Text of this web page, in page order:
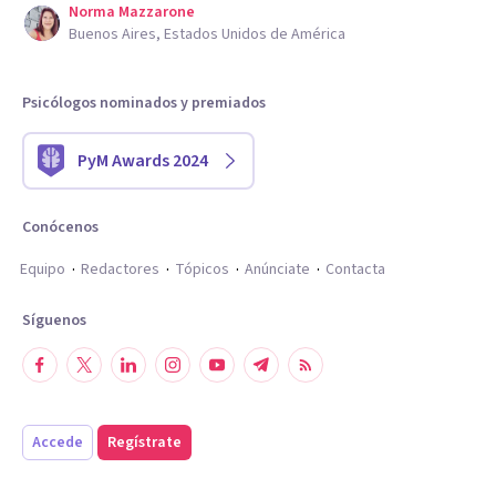
Norma Mazzarone
Buenos Aires, Estados Unidos de América
Psicólogos nominados y premiados
PyM Awards 2024
Conócenos
Equipo
Redactores Tópicos Anúnciate Contacta
Síguenos
Accede Regístrate